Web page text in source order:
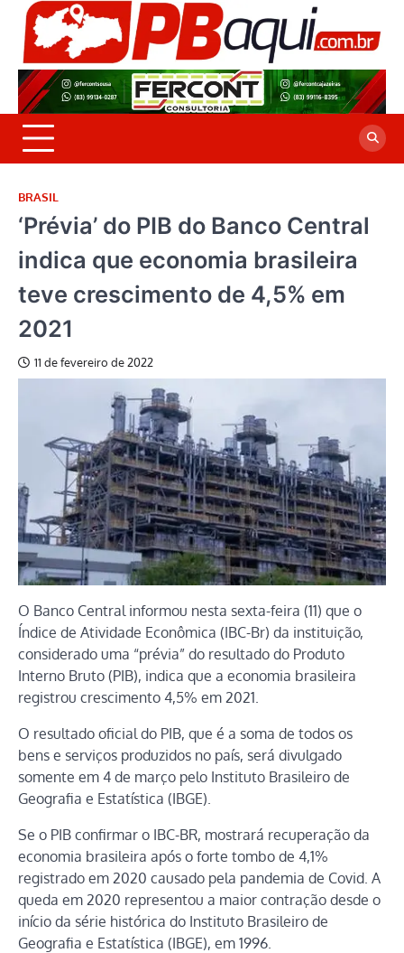
Skip
content
BRASIL
‘Prévia’ do PIB do Banco Central
indica que economia brasileira
teve crescimento de 4,5% em
2021
11 de fevereiro de 2022
O Banco Central informou nesta sexta-feira (11) que o
Índice de Atividade Econômica (IBC-Br) da instituição,
considerado uma “prévia” do resultado do Produto
Interno Bruto (PIB), indica que a economia brasileira
registrou crescimento 4,5% em 2021.
O resultado oficial do PIB, que é a soma de todos os
bens e serviços produzidos no país, será divulgado
somente em 4 de março pelo Instituto Brasileiro de
Geografia e Estatística (IBGE).
Se o PIB confirmar o IBC-BR, mostrará recuperação da
economia brasileira após o forte tombo de 4,1%
registrado em 2020 causado pela pandemia de Covid. A
queda em 2020 representou a maior contração desde o
início da série histórica do Instituto Brasileiro de
Geografia e Estatística (IBGE), em 1996.